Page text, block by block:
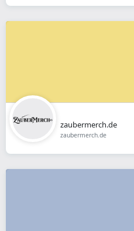
zaubermerch.de
zaubermerch.de